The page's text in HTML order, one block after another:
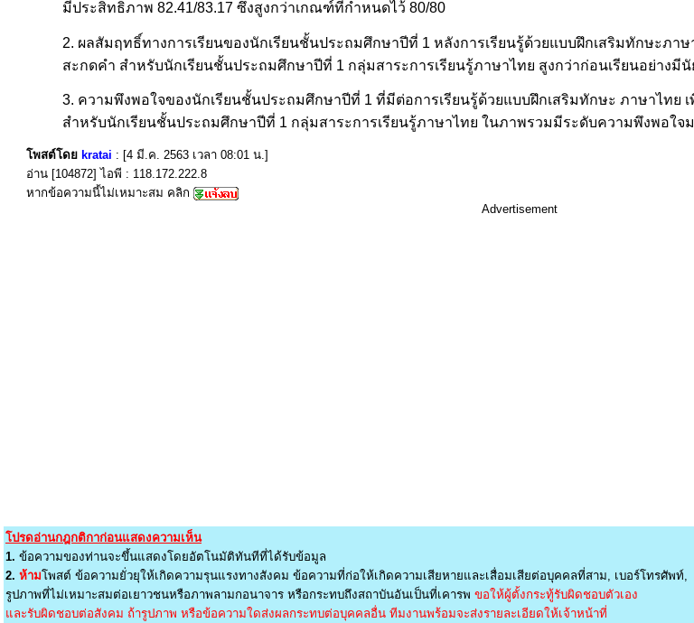
มีประสิทธิภาพ 82.41/83.17 ซึ่งสูงกว่าเกณฑ์ที่กำหนดไว้ 80/80
2. ผลสัมฤทธิ์ทางการเรียนของนักเรียนชั้นประถมศึกษาปีที่ 1 หลังการเรียนรู้ด้วยแบบฝึกเสริมทักษะภา
สะกดคำ สำหรับนักเรียนชั้นประถมศึกษาปีที่ 1 กลุ่มสาระการเรียนรู้ภาษาไทย สูงกว่าก่อนเรียนอย่างมี
3. ความพึงพอใจของนักเรียนชั้นประถมศึกษาปีที่ 1 ที่มีต่อการเรียนรู้ด้วยแบบฝึกเสริมทักษะ ภาษาไทย
สำหรับนักเรียนชั้นประถมศึกษาปีที่ 1 กลุ่มสาระการเรียนรู้ภาษาไทย ในภาพรวมมีระดับความพึงพอใจ
โพสต์โดย kratai : [4 มี.ค. 2563 เวลา 08:01 น.]
อ่าน [104872] ไอพี : 118.172.222.8
หากข้อความนี้ไม่เหมาะสม คลิก
Advertisement
โปรดอ่านกฎกติกาก่อนแสดงความเห็น
1. ข้อความของท่านจะขึ้นแสดงโดยอัตโนมัติทันทีที่ได้รับข้อมูล
2. ห้ามโพสต์ ข้อความยั่วยุให้เกิดความรุนแรงทางสังคม ข้อความที่ก่อให้เกิดความเสียหายและเสื่อมเสียต่อบุคคลที่สาม, เบอร์โทรศัพท์,
รูปภาพที่ไม่เหมาะสมต่อเยาวชนหรือภาพลามกอนาจาร หรือกระทบถึงสถาบันอันเป็นที่เคารพ ขอให้ผู้ตั้งกระทู้รับผิดชอบตัวเอง
และรับผิดชอบต่อสังคม ถ้ารูปภาพ หรือข้อความใดส่งผลกระทบต่อบุคคลอื่น ทีมงานพร้อมจะส่งรายละเอียดให้เจ้าหน้าที่